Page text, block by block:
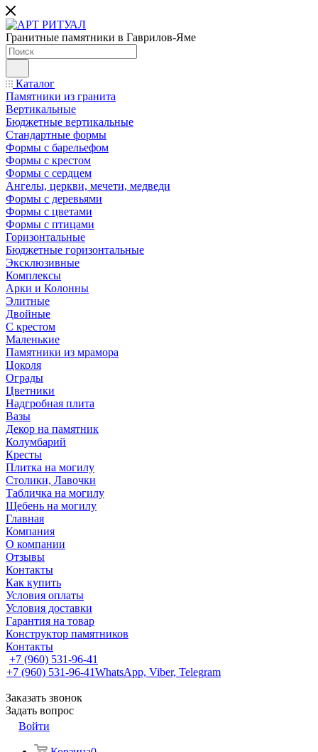
Гранитные памятники в Гаврилов-Яме
Каталог
Памятники из гранита
Вертикальные
Бюджетные вертикальные
Стандартные формы
Формы с барельефом
Формы с крестом
Формы с сердцем
Ангелы, церкви, мечети, медведи
Формы с деревьями
Формы с цветами
Формы с птицами
Горизонтальные
Бюджетные горизонтальные
Эксклюзивные
Комплексы
Арки и Колонны
Элитные
Двойные
С крестом
Маленькие
Памятники из мрамора
Цоколя
Ограды
Цветники
Надгробная плита
Вазы
Декор на памятник
Колумбарий
Кресты
Плитка на могилу
Столики, Лавочки
Табличка на могилу
Щебень на могилу
Главная
Компания
О компании
Отзывы
Контакты
Как купить
Условия оплаты
Условия доставки
Гарантия на товар
Конструктор памятников
Контакты
+7 (960) 531-96-41
+7 (960) 531-96-41WhatsApp, Viber, Telegram
Заказать звонок
Задать вопрос
Войти